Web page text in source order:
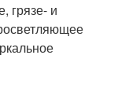
грязе- и